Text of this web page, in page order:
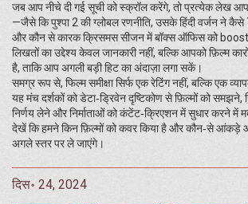
जब आप नीचे दी गई सूची को स्क्रॉल करेंगे, तो प्रत्येक लेख
—जैसे कि पुश्पा 2 की ग्लोबल रणनीति, उसके हिंदी वर्जन ने
और कौन से कारक क्रिसमस सीजन में बॉक्स ऑफिस को
लिखतों का उद्देश्य केवल जानकारी नहीं, बल्कि आपको फ़िल्म
है, ताकि आप अगली बड़ी हिट का अंदाज़ा लगा सकें।
समग्र रूप से, फिल्म समीक्षा सिर्फ एक रेटिंग नहीं, बल्कि एक
यह मंच दर्शकों को डेटा‑ड्रिवेन दृष्टिकोण से फ़िल्मों को समझने,
निर्णय लेने और निर्माताओं को कंटेंट‑क्रिएशन में सुधार करने में
देखें कि हमने किन फ़िल्मों को कवर किया है और कौन‑से आंकड़े
अगले स्तर पर ले जाएंगे।
दिस॰ 24, 2024